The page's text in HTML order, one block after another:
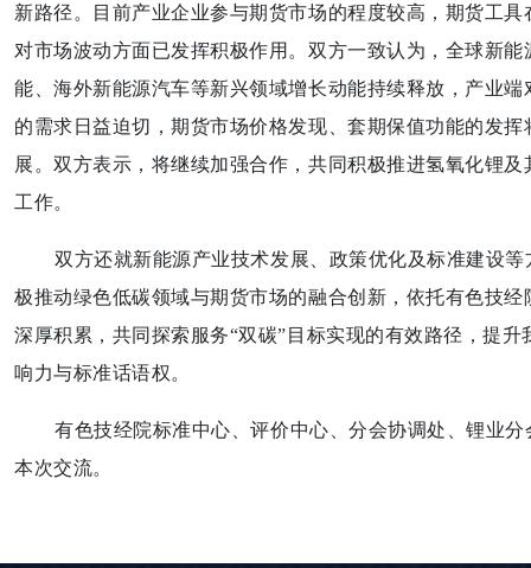
新路径。目前产业企业参与期货市场的程度较高，期货工
对市场波动方面已发挥积极作用。双方一致认为，全球新
能、海外新能源汽车等新兴领域增长动能持续释放，产业
的需求日益迫切，期货市场价格发现、套期保值功能的发
展。双方表示，将继续加强合作，共同积极推进氢氧化锂
工作。
双方还就新能源产业技术发展、政策优化及标准建设
极推动绿色低碳领域与期货市场的融合创新，依托有色技
深厚积累，共同探索服务“双碳”目标实现的有效路径，提
响力与标准话语权。
有色技经院标准中心、评价中心、分会协调处、锂业
本次交流。